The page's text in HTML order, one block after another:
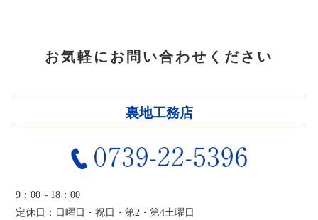
お気軽にお問い合わせください
裏地工務店
9：00～18：00
定休日：日曜日・祝日・第2・第4土曜日